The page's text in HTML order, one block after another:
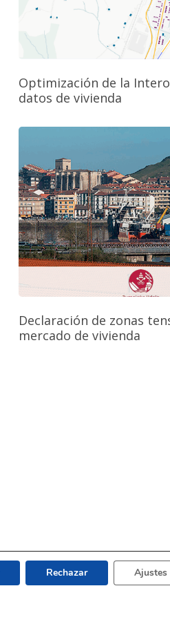
Optimización de la
datos de vivienda
Declaración de zonas
mercado de vivienda
Rechazar Ajustes